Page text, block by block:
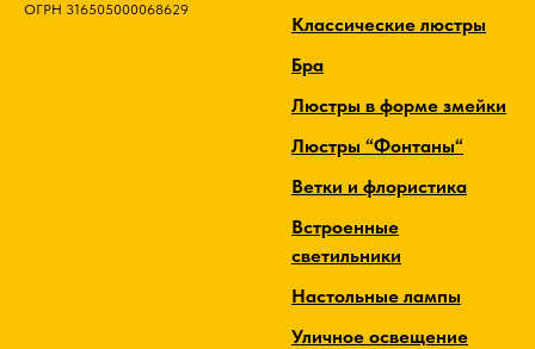
ОГРН 316505000068629
Классические люстры
Бра
Люстры в форме змейки
Люстры “Фонтаны“
Ветки и флористика
Встроенные
светильники
Настольные лампы
Уличное освещение